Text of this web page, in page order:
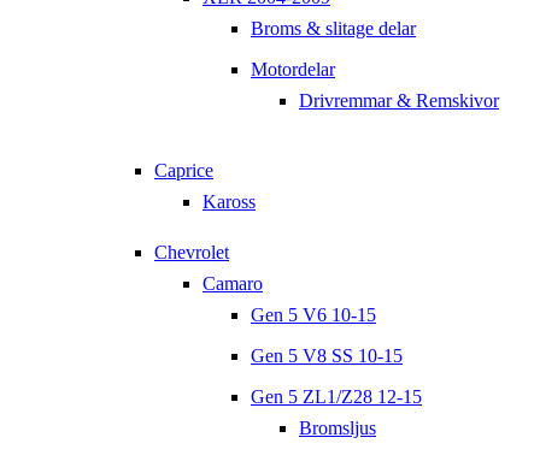
Broms & slitage delar
Motordelar
Drivremmar & Remskivor
Caprice
Kaross
Chevrolet
Camaro
Gen 5 V6 10-15
Gen 5 V8 SS 10-15
Gen 5 ZL1/Z28 12-15
Bromsljus